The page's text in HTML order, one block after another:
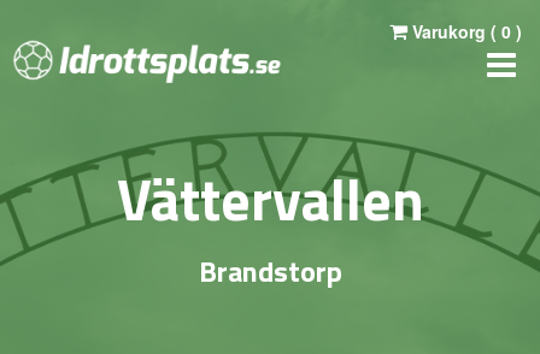
Varukorg ( 0 )
Vättervallen
Brandstorp